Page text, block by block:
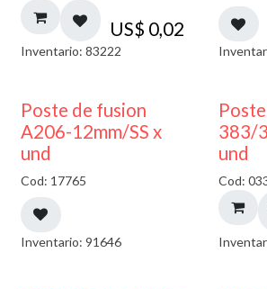
US$ 0,02
Inventario: 83222
Poste de fusion
A206-12mm/SS x
und
Cod: 17765
Inventario: 91646
383/
und
Cod: